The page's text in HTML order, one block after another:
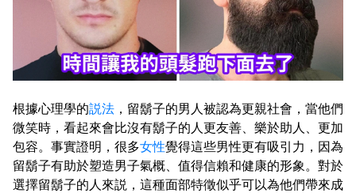
根據心理學的説法 ，留鬍子的男人被認為更親社會，當他們
微笑時，看起來會比沒有鬍子的人更友善、樂於助人、更加
包容。事實證明，很多女性覺得這些男性更有吸引力，因為
留鬍子有助於塑造男子氣概、值得信賴和健康的形象。對於
選擇留鬍子的人來説，這種面部特徵似乎可以為他們帶來成